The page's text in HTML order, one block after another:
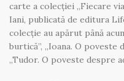
carte a colecției „Fiecare
Iani, publicată de editura
colecție au apărut până
burtică”, „Ioana. O poveste
„Tudor. O poveste despre